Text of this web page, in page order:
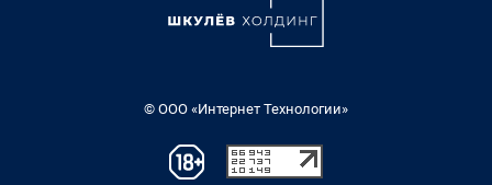
© ООО «Интернет Технологии»